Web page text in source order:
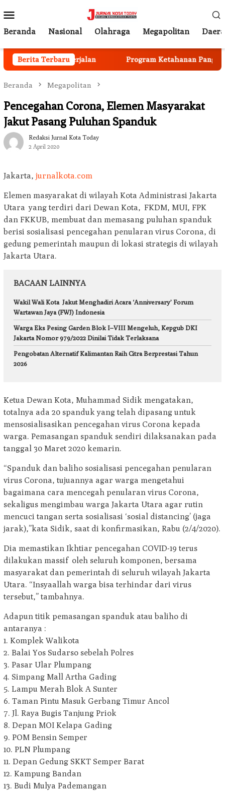
ke
kontenMobile
Beranda Nasional Olahraga Megapolitan
Berita Terbaru
Mulai Berjalan Program Ketahanan Pangan
Beranda Megapolitan
Pencegahan Corona, Elemen Masyarakat
Jakut Pasang Puluhan Spanduk
Redaksi Jurnal Kota Today
2 April 2020
Jakarta, jurnalkota.com
Elemen masyarakat di wilayah Kota Administrasi Jakarta
Utara yang terdiri dari Dewan Kota, FKDM, MUI, FPK
dan FKKUB, membuat dan memasang puluhan spanduk
berisi sosialisasi pencegahan penularan virus Corona, di
gedung pemerintah maupun di lokasi strategis di wilayah
Jakarta Utara.
BACAAN LAINNYA
Wakil Wali Kota Jakut Menghadiri Acara ‘Anniversary’ Forum
Wartawan Jaya (FWJ) Indonesia
Warga Eks Pesing Garden Blok I–VIII Mengeluh, Kepgub DKI
Jakarta Nomor 979/2022 Dinilai Tidak Terlaksana
Pengobatan Alternatif Kalimantan Raih Citra Berprestasi Tahun
2026
Ketua Dewan Kota, Muhammad Sidik mengatakan,
totalnya ada 20 spanduk yang telah dipasang untuk
mensosialisasikan pencegahan virus Corona kepada
warga. Pemasangan spanduk sendiri dilaksanakan pada
tanggal 30 Maret 2020 kemarin.
“Spanduk dan baliho sosialisasi pencegahan penularan
virus Corona, tujuannya agar warga mengetahui
bagaimana cara mencegah penularan virus Corona,
sekaligus mengimbau warga Jakarta Utara agar rutin
mencuci tangan serta sosialisasi ‘sosial distancing’ (jaga
jarak),”kata Sidik, saat di konfirmasikan, Rabu (2/4/2020).
Dia memastikan Ikhtiar pencegahan COVID-19 terus
dilakukan massif oleh seluruh komponen, bersama
masyarakat dan pemerintah di seluruh wilayah Jakarta
Utara. “Insyaallah warga bisa terhindar dari virus
tersebut,” tambahnya.
Adapun titik pemasangan spanduk atau baliho di
antaranya :
1. Komplek Walikota
2. Balai Yos Sudarso sebelah Polres
3. Pasar Ular Plumpang
4. Simpang Mall Artha Gading
5. Lampu Merah Blok A Sunter
6. Taman Pintu Masuk Gerbang Timur Ancol
7. Jl. Raya Bugis Tanjung Priok
8. Depan MOI Kelapa Gading
9. POM Bensin Semper
10. PLN Plumpang
11. Depan Gedung SKKT Semper Barat
12. Kampung Bandan
13. Budi Mulya Pademangan